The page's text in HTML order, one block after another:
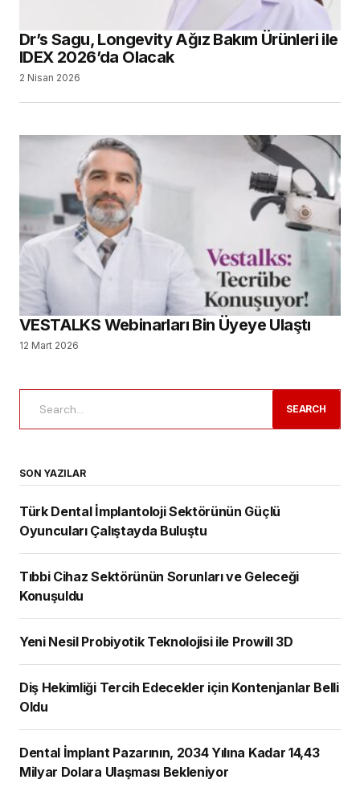
Dr’s Sagu, Longevity Ağız Bakım Ürünleri ile
IDEX 2026’da Olacak
2 Nisan 2026
VESTALKS Webinarları Bin Üyeye Ulaştı
12 Mart 2026
SEARCH
SON YAZILAR
Türk Dental İmplantoloji Sektörünün Güçlü
Oyuncuları Çalıştayda Buluştu
Tıbbi Cihaz Sektörünün Sorunları ve Geleceği
Konuşuldu
Yeni Nesil Probiyotik Teknolojisi ile Prowill 3D
Diş Hekimliği Tercih Edecekler için Kontenjanlar Belli
Oldu
Dental İmplant Pazarının, 2034 Yılına Kadar 14,43
Milyar Dolara Ulaşması Bekleniyor